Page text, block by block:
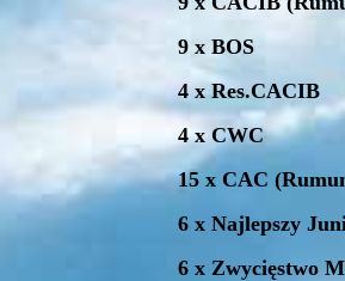
9 x BOS
4 x Res.CACIB
4 x CWC
15 x CAC
6 x Najlepszy
6 x Zwycięstwo